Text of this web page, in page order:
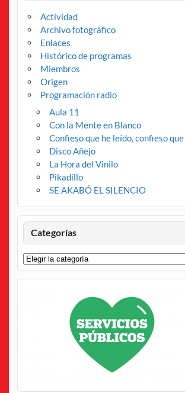
Actividad
Archivo fotográfico
Enlaces
Histórico de programas
Miembros
Origen
Programación radio
Aula 11
Con la Mente en Blanco
Confieso que he leído, confieso
Disco Añejo
La Hora del Vinilo
Pikadillo
SE AKABÓ EL SILENCIO
Categorías
Categorías